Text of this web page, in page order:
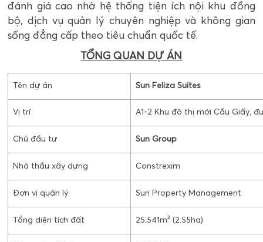
đánh giá cao nhờ hệ thống tiện ích nội khu đồng
bộ, dịch vụ quản lý chuyên nghiệp và không gian
sống đẳng cấp theo tiêu chuẩn quốc tế.
TỔNG QUAN DỰ ÁN
Tên dự án Sun Feliza Suites
Vị trí A1-2 Khu đô thị mới Cầu Giấy,
Chủ đầu tư Sun Group
Nhà thầu xây dựng Constrexim
Đơn vị quản lý Sun Property Management
Tổng diện tích đất 25.541m² (2.55ha)